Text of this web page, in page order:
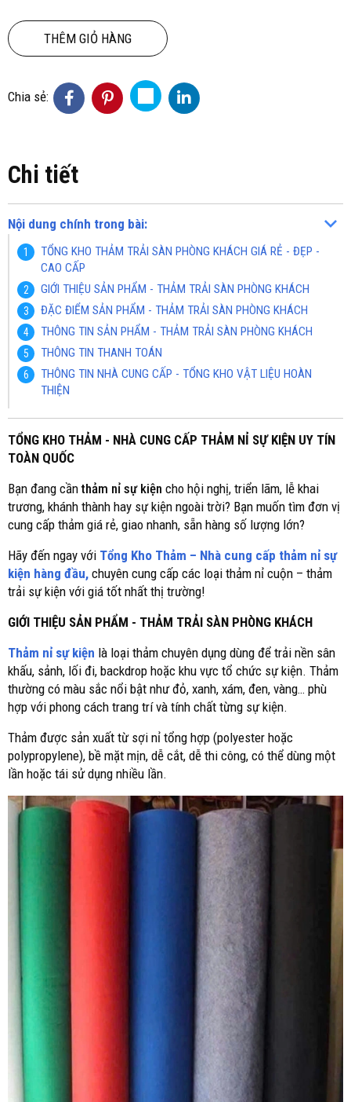
THÊM GIỎ HÀNG
Chia sẻ:
Chi tiết
Nội dung chính trong bài:
TỔNG KHO THẢM TRẢI SÀN PHÒNG KHÁCH GIÁ RẺ - ĐẸP -
CAO CẤP
GIỚI THIỆU SẢN PHẨM - THẢM TRẢI SÀN PHÒNG KHÁCH
ĐẶC ĐIỂM SẢN PHẨM - THẢM TRẢI SÀN PHÒNG KHÁCH
THÔNG TIN SẢN PHẨM - THẢM TRẢI SÀN PHÒNG KHÁCH
THÔNG TIN THANH TOÁN
THÔNG TIN NHÀ CUNG CẤP - TỔNG KHO VẬT LIỆU HOÀN
THIỆN
TỔNG KHO THẢM - NHÀ CUNG CẤP THẢM NỈ SỰ KIỆN UY TÍN
TOÀN QUỐC
Bạn đang cầnthảm nỉ sự kiện cho hội nghị, triển lãm, lễ khai
trương, khánh thành hay sự kiện ngoài trời? Bạn muốn tìm đơn vị
cung cấp thảm giá rẻ, giao nhanh, sẵn hàng số lượng lớn?
Hãy đến ngay với Tổng Kho Thảm – Nhà cung cấp thảm nỉ sự
kiện hàng đầu, chuyên cung cấp các loại thảm nỉ cuộn – thảm
trải sự kiện với giá tốt nhất thị trường!
GIỚI THIỆU SẢN PHẨM - THẢM TRẢI SÀN PHÒNG KHÁCH
Thảm nỉ sự kiện là loại thảm chuyên dụng dùng để trải nền sân
khấu, sảnh, lối đi, backdrop hoặc khu vực tổ chức sự kiện. Thảm
thường có màu sắc nổi bật như đỏ, xanh, xám, đen, vàng… phù
hợp với phong cách trang trí và tính chất từng sự kiện.
Thảm được sản xuất từ sợi nỉ tổng hợp (polyester hoặc
polypropylene), bề mặt mịn, dễ cắt, dễ thi công, có thể dùng một
lần hoặc tái sử dụng nhiều lần.